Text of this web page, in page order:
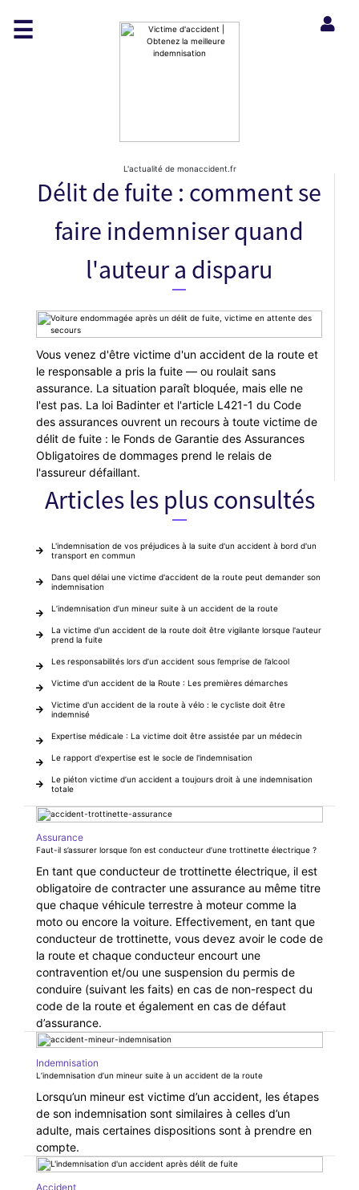
☰
L'actualité de monaccident.fr
Délit de fuite : comment se
faire indemniser quand
l'auteur a disparu
Vous venez d'être victime d'un accident de la route et
le responsable a pris la fuite — ou roulait sans
assurance. La situation paraît bloquée, mais elle ne
l'est pas. La loi Badinter et l'article L421-1 du Code
des assurances ouvrent un recours à toute victime de
délit de fuite : le Fonds de Garantie des Assurances
Obligatoires de dommages prend le relais de
l'assureur défaillant.
Articles les plus consultés
L'indemnisation de vos préjudices à la suite d'un accident à bord d'un
transport en commun
Dans quel délai une victime d'accident de la route peut demander son
indemnisation
L’indemnisation d’un mineur suite à un accident de la route
La victime d'un accident de la route doit être vigilante lorsque l'auteur
prend la fuite
Les responsabilités lors d’un accident sous l’emprise de l’alcool
Victime d'un accident de la Route : Les premières démarches
Victime d'un accident de la route à vélo : le cycliste doit être
indemnisé
Expertise médicale : La victime doit être assistée par un médecin
Le rapport d'expertise est le socle de l'indemnisation
Le piéton victime d’un accident a toujours droit à une indemnisation
totale
Assurance
Faut-il s’assurer lorsque l’on est conducteur d’une trottinette électrique ?
En tant que conducteur de trottinette électrique, il est
obligatoire de contracter une assurance au même titre
que chaque véhicule terrestre à moteur comme la
moto ou encore la voiture. Effectivement, en tant que
conducteur de trottinette, vous devez avoir le code de
la route et chaque conducteur encourt une
contravention et/ou une suspension du permis de
conduire (suivant les faits) en cas de non-respect du
code de la route et également en cas de défaut
d’assurance.
Indemnisation
L’indemnisation d’un mineur suite à un accident de la route
Lorsqu’un mineur est victime d’un accident, les étapes
de son indemnisation sont similaires à celles d’un
adulte, mais certaines dispositions sont à prendre en
compte.
Accident